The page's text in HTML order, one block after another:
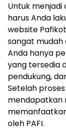
Untuk menjadi
harus Anda
website
sangat mudah
Anda hanya
yang tersedia
pendukung,
Setelah
mendapatkan
oleh PAFI.